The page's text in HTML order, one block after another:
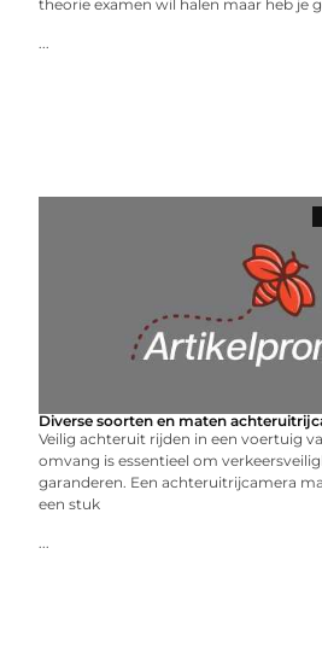
theorie examen wil halen maar heb je
...
Diverse soorten en maten
Veilig achteruit rijden in een voertuig
omvang is essentieel om
garanderen. Een achteruitrijcamera
een stuk
...